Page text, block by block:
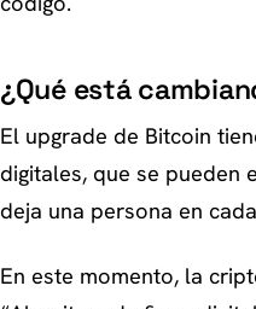
¿Qué está
El upgrade de Bitcoin
digitales, que se pueden
deja una persona en
En este momento, la